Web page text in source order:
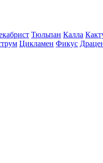
Тюльпан Калла
Цикламен Фикус